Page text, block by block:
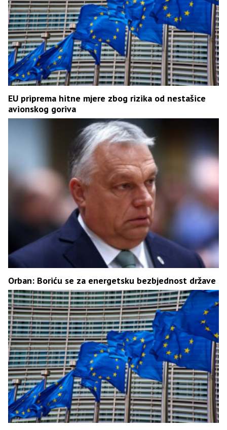
EU priprema hitne mjere zbog rizika od nestašice
avionskog goriva
Orban: Boriću se za energetsku bezbjednost države